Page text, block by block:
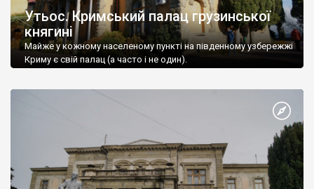
Утьос. Кримський палац грузинської
княгині
Майже у кожному населеному пункті на південному узбережжі
Криму є свій палац (а часто і не один).